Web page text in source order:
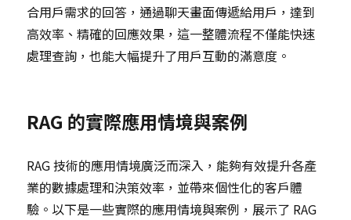
合用戶需求的回答，通過聊天畫面傳遞給用戶，達到
高效率、精確的回應效果，這一整體流程不僅能快速
處理查詢，也能大幅提升了用戶互動的滿意度。
RAG 的實際應用情境與案例
RAG 技術的應用情境廣泛而深入，能夠有效提升各產
業的數據處理和決策效率，並帶來個性化的客戶體
驗。以下是一些實際的應用情境與案例，展示了 RAG